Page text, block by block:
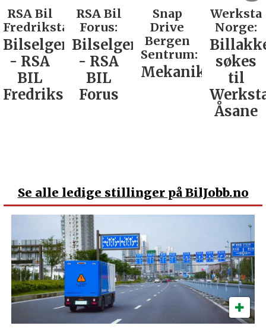
RSA Bil
Forus:
Bilselger
- RSA
BIL
Forus
Snap
Drive
Bergen
Sentrum:
Mekaniker
Werksta
Norge:
Billakkerer
søkes
til
Rodin &
Co AS:
Se alle ledige stillinger på BilJobb.no